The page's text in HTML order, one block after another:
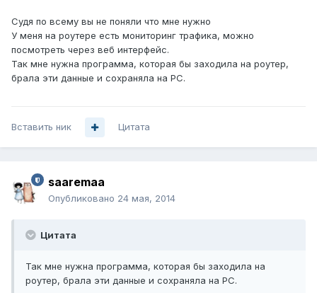
Судя по всему вы не поняли что мне нужно
У меня на роутере есть мониторинг трафика, можно
посмотреть через веб интерфейс.
Так мне нужна программа, которая бы заходила на роутер,
брала эти данные и сохраняла на РС.
Вставить ник Цитата
saaremaa
Опубликовано 24 мая, 2014
Цитата
Так мне нужна программа, которая бы заходила на
роутер, брала эти данные и сохраняла на РС.